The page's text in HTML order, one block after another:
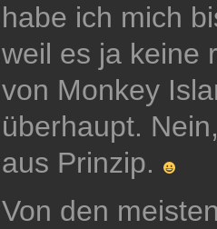
habe ich mich
weil es ja keine
von Monkey
überhaupt.
aus Prinzip.
Von den